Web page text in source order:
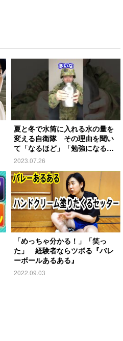
夏と冬で水筒に入れる水の量を
変える自衛隊 その理由を聞い
て「なるほど」「勉強になる」
の声
2023.07.26
「めっちゃ分かる！」「笑っ
た」 経験者ならツボる『バレ
ーボールあるある』
2022.09.03